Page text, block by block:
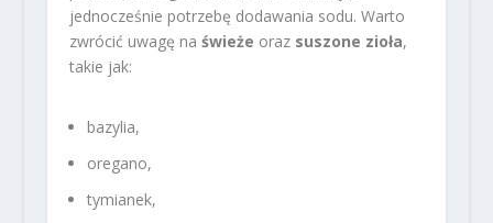
jednocześnie potrzebę dodawania sodu. Warto
zwrócić uwagę na świeże oraz suszone zioła,
takie jak:
bazylia,
oregano,
tymianek,